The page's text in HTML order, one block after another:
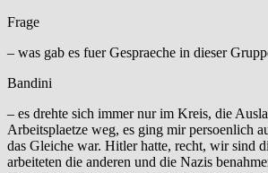
Frage
– was gab es fuer Gespraeche in dieser
Bandini
– es drehte sich immer nur im Kreis, die
Arbeitsplaetze weg, es ging mir persoenlich
das Gleiche war. Hitler hatte, recht, wir sind
arbeiteten die anderen und die Nazis